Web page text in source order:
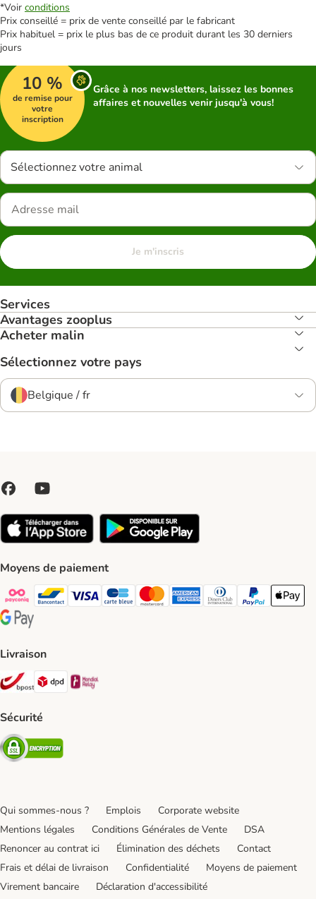
*Voir conditions
Prix conseillé = prix de vente conseillé par le fabricant
Prix habituel = prix le plus bas de ce produit durant les 30 derniers
jours
10 %
de remise pour
votre
inscription
Grâce à nos newsletters, laissez les bonnes
affaires et nouvelles venir jusqu'à vous!
Sélectionnez votre animal
Je m'inscris
Services
Avantages zooplus
Acheter malin
Sélectionnez votre pays
Belgique / fr
Moyens de paiement
Payconiq Payment Method
bancontact Payment Method
Visa Payment Method
carte bleue Payment Method
Master card Payment Method
American express Payment
Diners club Payment
Paypal Payment
Apple
Google Pay Payment Method
Livraison
Bpost Shipping Method
DPD Shipping Method
Sécurité
Security
Qui sommes-nous ? Emplois
Corporate website
Mentions légales
Conditions Générales de Vente
DSA
Renoncer au contrat ici
Élimination des déchets
Contact
Frais et délai de livraison
Confidentialité
Moyens de paiement
Virement bancaire
Déclaration d'accessibilité